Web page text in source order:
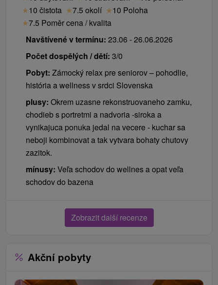
★10 čistota ★7.5 okolí ★10 Poloha
★7.5 Poměr cena / kvalita
Navštívené v termínu: 23.06 - 26.06.2026
Počet dospělých / dětí: 3/0
Pobyt: Zámocký relax pre seniorov – pohodlie,
história a wellness v srdci Slovenska
plusy: Okrem uzasne rekonstruovaneho zamku,
chodieb s portretmi a nadvoria -siroka a
vynikajuca ponuka jedal na vecere - kuchar sa
neboji kombinovat a tak vytvara bohaty chutovy
zazitok.
mínusy: Veľa schodov do wellnes a opat veľa
schodov do bazena
Zobrazit další recenze
Akční pobyty